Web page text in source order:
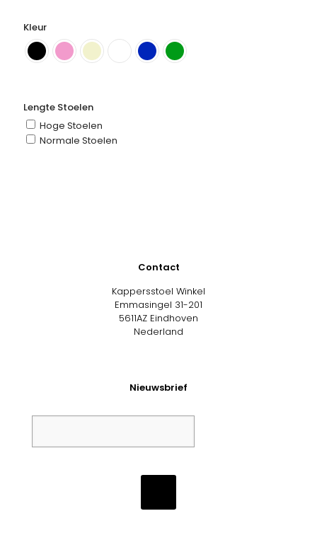
Kleur
Lengte Stoelen
Hoge Stoelen
Normale Stoelen
Contact
Kappersstoel Winkel
Emmasingel 31-201
5611AZ Eindhoven
Nederland
Nieuwsbrief